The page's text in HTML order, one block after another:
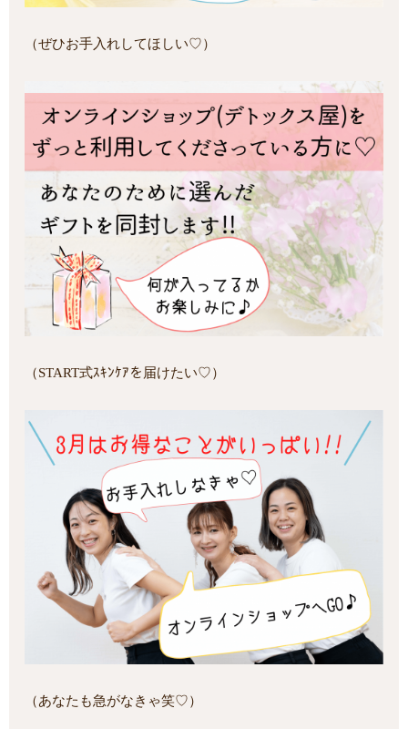
（ぜひお手入れしてほしい♡）
（START式ｽｷﾝｹｱを届けたい♡）
（あなたも急がなきゃ笑♡）